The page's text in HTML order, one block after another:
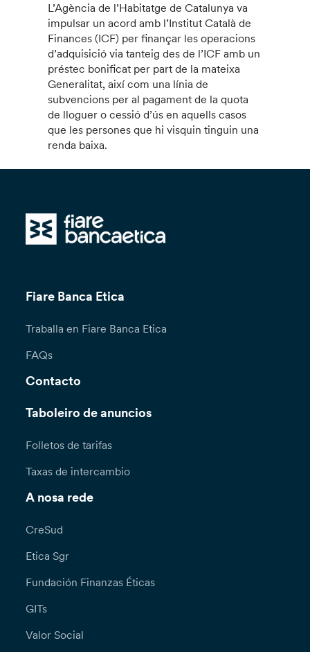
L’Agència de l’Habitatge de Catalunya va
impulsar un acord amb l’Institut Català de
Finances (ICF) per finançar les operacions
d’adquisició via tanteig des de l’ICF amb un
préstec bonificat per part de la mateixa
Generalitat, així com una línia de
subvencions per al pagament de la quota
de lloguer o cessió d’ús en aquells casos
que les persones que hi visquin tinguin una
renda baixa.
Fiare Banca Etica
Traballa en Fiare Banca Etica
FAQs
Contacto
Taboleiro de anuncios
Folletos de tarifas
Taxas de intercambio
A nosa rede
CreSud
Etica Sgr
Fundación Finanzas Éticas
GITs
Valor Social